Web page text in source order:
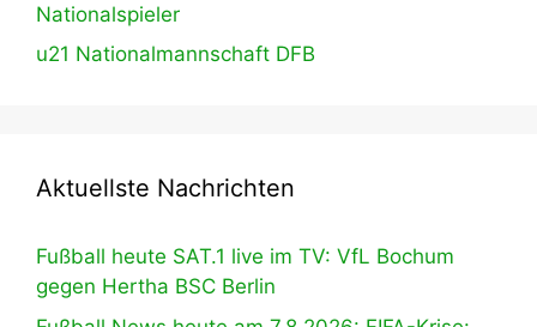
Nationalspieler
u21 Nationalmannschaft DFB
Aktuellste Nachrichten
Fußball heute SAT.1 live im TV: VfL Bochum
gegen Hertha BSC Berlin